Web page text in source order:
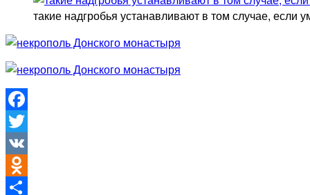
такие надгробья устанавливают в том случае,
Facebook
Twitter
VK
Odnoklassniki